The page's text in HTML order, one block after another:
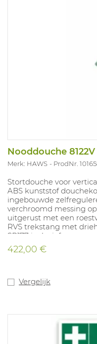
Nooddouche
Merk: HAWS ProdNr.
Stortdouche voor
ABS kunststof
ingebouwde
verchroomd messing
uitgerust met een
RVS trekstang met
SP177 inclusief.
422,00 €
Vergelijk